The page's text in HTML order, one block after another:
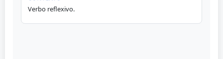
Verbo reflexivo.